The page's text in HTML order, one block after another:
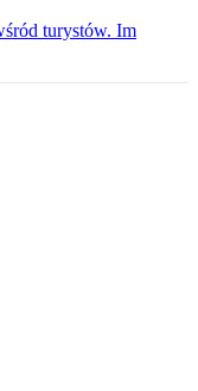
turystów. Im